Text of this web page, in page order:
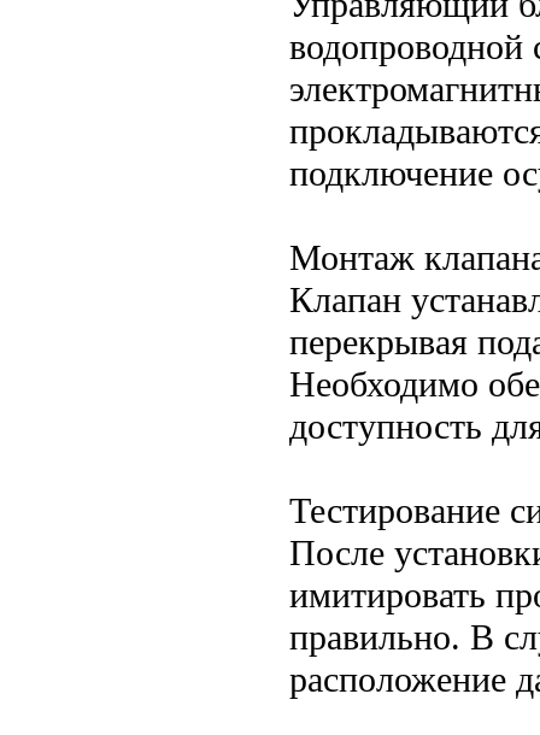
водопроводной
подключение
Монтаж
Клапан
перекрывая
Необходимо
доступность
Тестирование
После
имитировать
правильно. В
расположение